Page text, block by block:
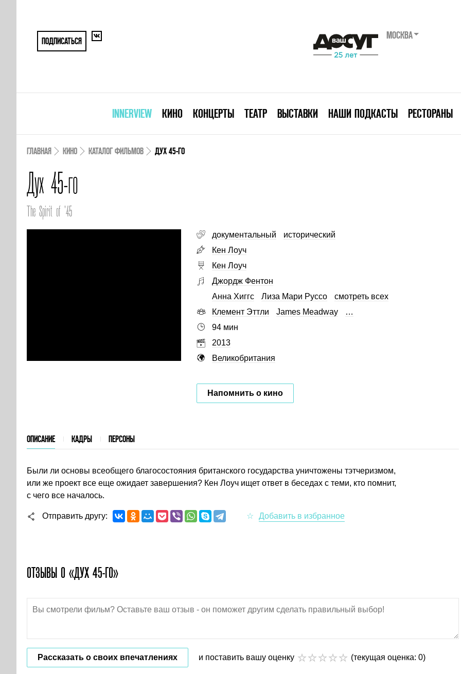
ПОДПИСАТЬСЯ
МОСКВА
INNERVIEW КИНО КОНЦЕРТЫ ТЕАТР ВЫСТАВКИ НАШИ ПОДКАСТЫ РЕСТОРАНЫ
ГЛАВНАЯ КИНО КАТАЛОГ ФИЛЬМОВ ДУХ 45-ГО
Дух 45-го
The Spirit of '45
документальный
исторический
Кен Лоуч
Кен Лоуч
Джордж Фентон
Анна Хиггс
Лиза Мари Руссо
смотреть всех
Клемент Эттли
James Meadway
…
94 мин
2013
Великобритания
Напомнить о кино
ОПИСАНИЕ КАДРЫ ПЕРСОНЫ
Были ли основы всеобщего благосостояния британского государства уничтожены тэтчеризмом,
или же проект все еще ожидает завершения? Кен Лоуч ищет ответ в беседах с теми, кто помнит,
с чего все началось.
Отправить другу
ОТЗЫВЫ О «ДУХ 45-ГО»
Рассказать о своих впечатлениях и поставить вашу оценку (текущая оценка: 0)